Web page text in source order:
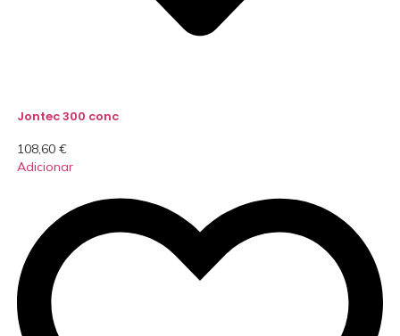
Jontec 300 conc
108,60 €
Adicionar